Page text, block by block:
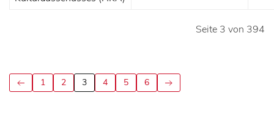
Seite 3 von 394
1 2 3 4 5 6